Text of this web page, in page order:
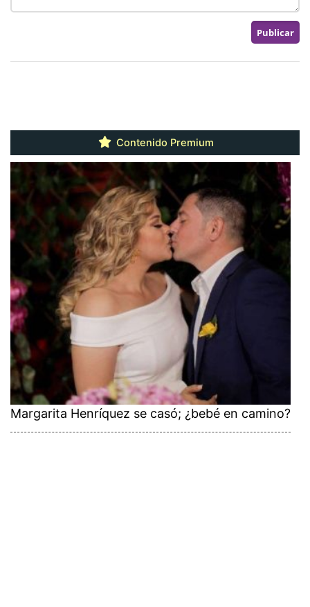
Contenido Premium
Margarita Henríquez se casó; ¿bebé en camino?